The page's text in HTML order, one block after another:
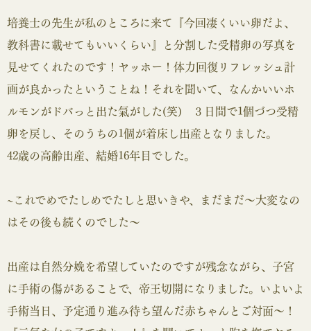
培養士の先生が私のところに来て『今回凄くいい卵だよ、
教科書に載せてもいいくらい』と分割した受精卵の写真を
見せてくれたのです！ヤッホー！体力回復リフレッシュ計
画が良かったということね！それを聞いて、なんかいいホ
ルモンがドバっと出た氣がした(笑) ３日間で1個づつ受精
卵を戻し、そのうちの1個が着床し出産となりました。
42歳の高齢出産、結婚16年目でした。
~これでめでたしめでたしと思いきや、まだまだ～大変なの
はその後も続くのでした～
出産は自然分娩を希望していたのですが残念ながら、子宮
に手術の傷があることで、帝王切開になりました。いよいよ
手術当日、予定通り進み待ち望んだ赤ちゃんとご対面～！